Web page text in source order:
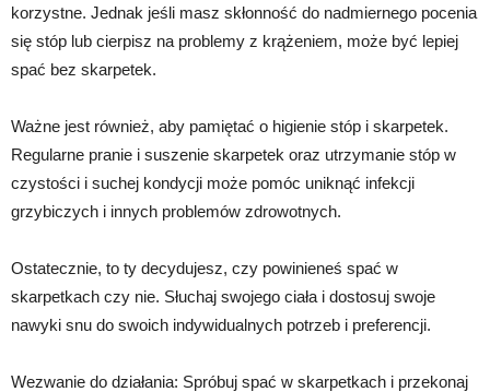
korzystne. Jednak jeśli masz skłonność do nadmiernego pocenia
się stóp lub cierpisz na problemy z krążeniem, może być lepiej
spać bez skarpetek.
Ważne jest również, aby pamiętać o higienie stóp i skarpetek.
Regularne pranie i suszenie skarpetek oraz utrzymanie stóp w
czystości i suchej kondycji może pomóc uniknąć infekcji
grzybiczych i innych problemów zdrowotnych.
Ostatecznie, to ty decydujesz, czy powinieneś spać w
skarpetkach czy nie. Słuchaj swojego ciała i dostosuj swoje
nawyki snu do swoich indywidualnych potrzeb i preferencji.
Wezwanie do działania: Spróbuj spać w skarpetkach i przekonaj